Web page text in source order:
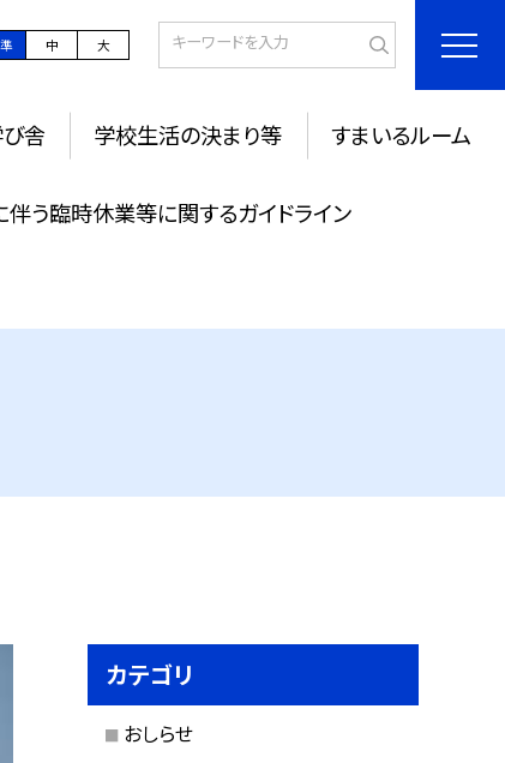
中 大
舎 学校生活の決まり等 すまいるルーム
う臨時休業等に関するガイドライン
カテゴリ
おしらせ